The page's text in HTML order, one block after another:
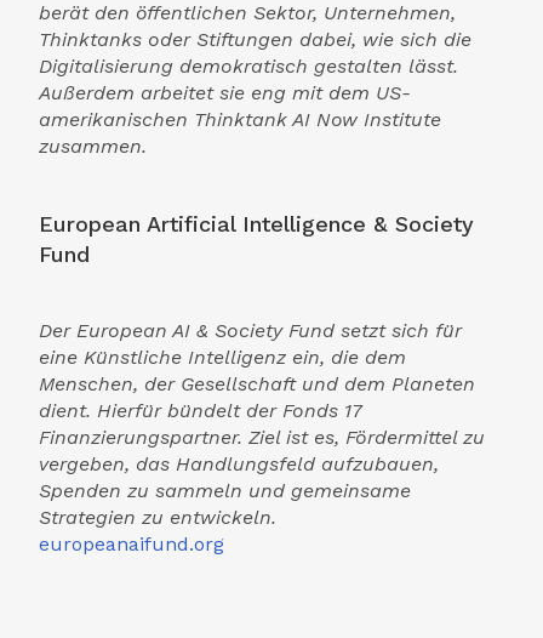
berät den öffentlichen Sektor, Unternehmen,
Thinktanks oder Stiftungen dabei, wie sich die
Digitalisierung demokratisch gestalten lässt.
Außerdem arbeitet sie eng mit dem US-
amerikanischen Thinktank AI Now Institute
zusammen.
European Artificial Intelligence & Society
Fund
Der European AI & Society Fund setzt sich für
eine Künstliche Intelligenz ein, die dem
Menschen, der Gesellschaft und dem Planeten
dient. Hierfür bündelt der Fonds 17
Finanzierungs­partner. Ziel ist es, Förder­mittel zu
vergeben, das Handlungs­feld auf­zu­bauen,
Spenden zu sammeln und gemeinsame
Strategien zu entwickeln.
europeanaifund.org